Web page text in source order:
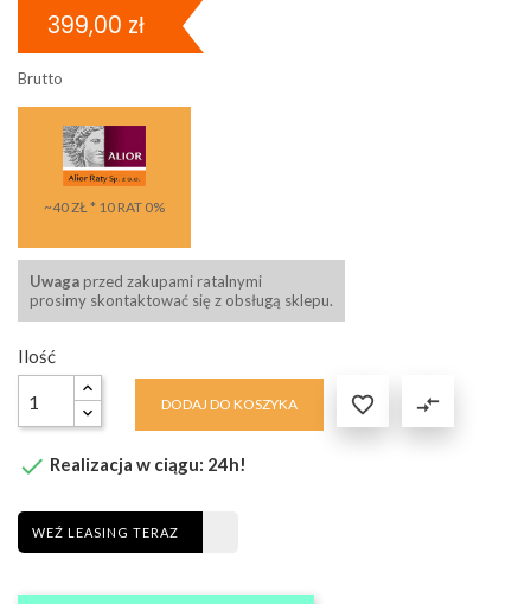
399,00 zł
Brutto
~40 ZŁ * 10 RAT 0%
Uwaga przed zakupami ratalnymi
prosimy skontaktować się z obsługą sklepu.
Ilość
DODAJ DO KOSZYKA  compare_arrows
 Realizacja w ciągu: 24h!
WEŹ LEASING TERAZ